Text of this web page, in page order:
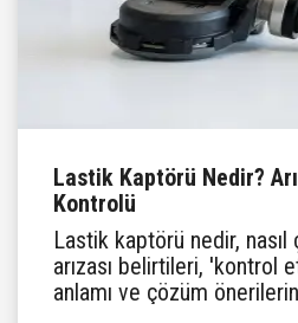
Lastik Kaptörü Nedir?
Kontrolü
Lastik kaptörü nedir, nasıl
arızası belirtileri, 'kontrol
anlamı ve çözüm